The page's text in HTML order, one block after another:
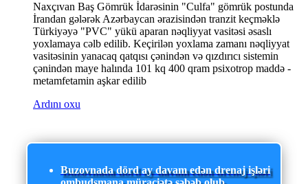
Naxçıvan Baş Gömrük İdarəsinin "Culfa" gömrük postunda
İrandan gələrək Azərbaycan ərazisindən tranzit keçməklə
Türkiyəyə "PVC" yükü aparan nəqliyyat vasitəsi əsaslı
yoxlamaya cəlb edilib. Keçirilən yoxlama zamanı nəqliyyat
vasitəsinin yanacaq qatqısı çənindən və qızdırıcı sistemin
çənindən maye halında 101 kq 400 qram psixotrop maddə -
metamfetamin aşkar edilib
Ardını oxu
Buzovnada dörd ay davam edən drenaj işləri